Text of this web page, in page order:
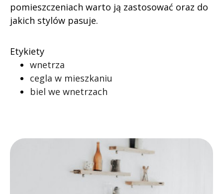
pomieszczeniach warto ją zastosować oraz do
jakich stylów pasuje.
Etykiety
wnetrza
cegla w mieszkaniu
biel we wnetrzach